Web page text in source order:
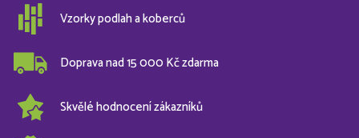
Vzorky podlah a koberců
Doprava nad 15 000 Kč zdarma
Skvělé hodnocení zákazníků